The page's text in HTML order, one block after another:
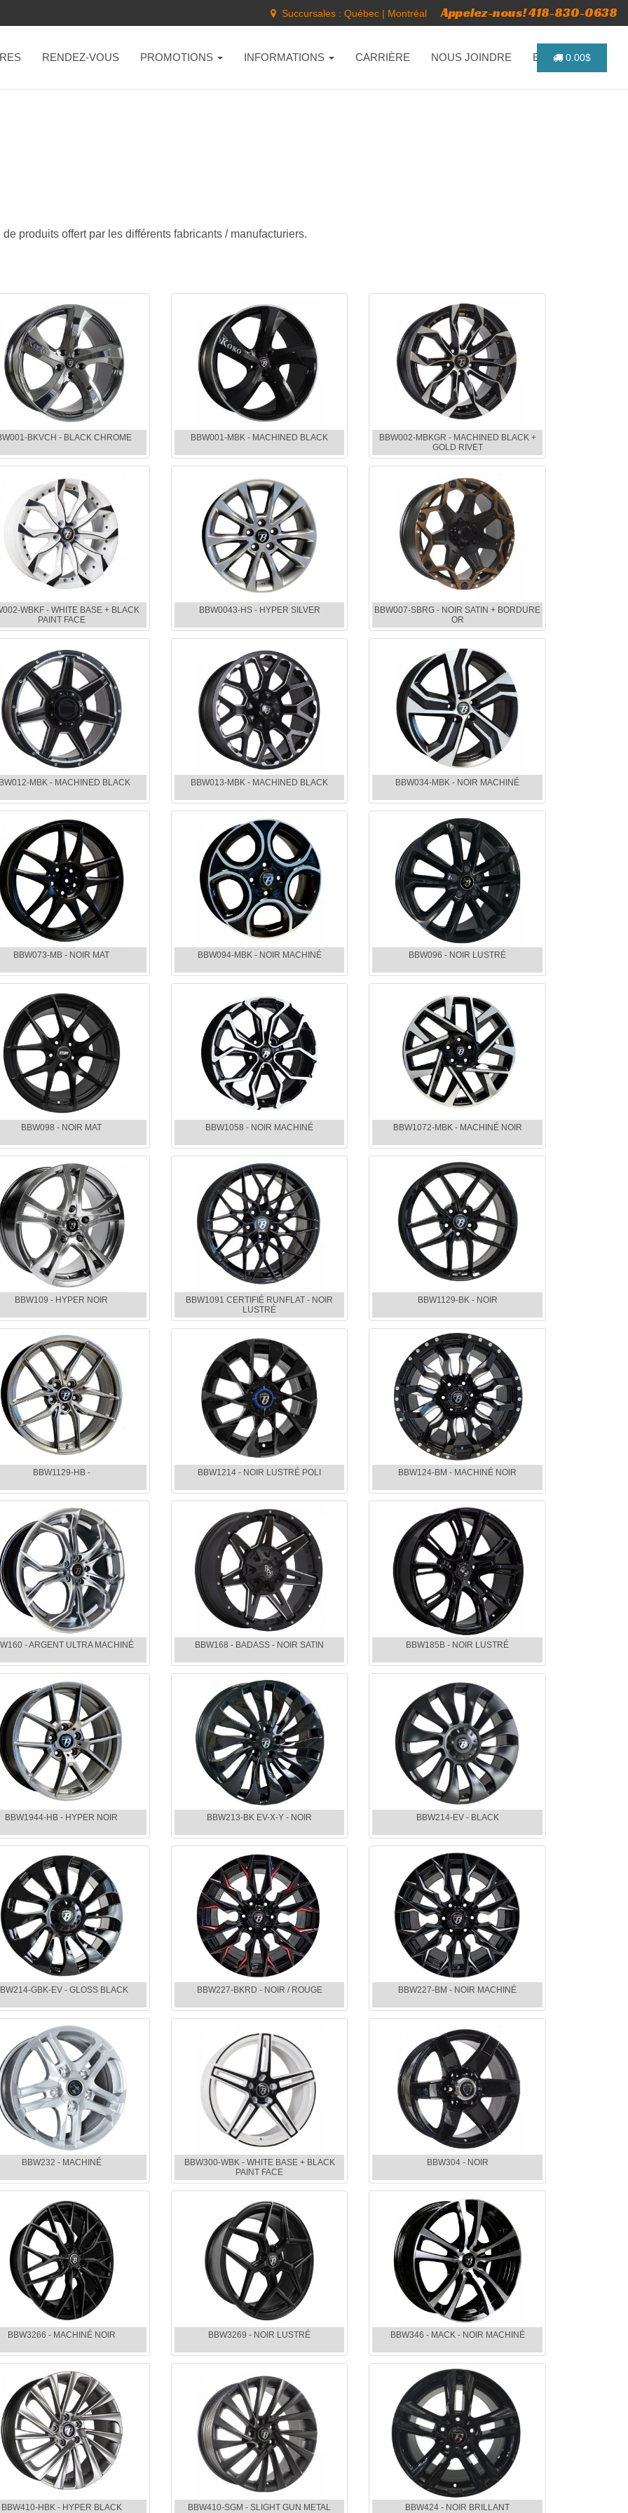
Succursales : Québec | Montréal Appelez-nous! 418-830-0638
RENDEZ-VOUS PROMOTIONS INFORMATIONS CARRIÈRE NOUS JOINDRE ENGLISH
0.00$
produits offert par les différents fabricants / manufacturiers.
BKVCH - BLACK CHROME BBW001-MBK - MACHINED BLACK
BBW002-MBKGR - MACHINED BLACK +
GOLD RIVET
WBKF - WHITE BASE + BLACK
PAINT FACE
BBW0043-HS - HYPER SILVER
BBW007-SBRG - NOIR SATIN + BORDURE
OR
MBK - MACHINED BLACK BBW013-MBK - MACHINED BLACK BBW034-MBK - NOIR MACHINÉ
BBW073-MB - NOIR MAT BBW094-MBK - NOIR MACHINÉ BBW096 - NOIR LUSTRÉ
BBW098 - NOIR MAT BBW1058 - NOIR MACHINÉ BBW1072-MBK - MACHINÉ NOIR
BBW109 - HYPER NOIR
BBW1091 CERTIFIÉ RUNFLAT - NOIR
LUSTRÉ
BBW1129-BK - NOIR
BBW1129-HB - BBW1214 - NOIR LUSTRÉ POLI BBW124-BM - MACHINÉ NOIR
- ARGENT ULTRA MACHINÉ BBW168 - BADASS - NOIR SATIN BBW185B - NOIR LUSTRÉ
BBW1944-HB - HYPER NOIR BBW213-BK EV-X-Y - NOIR BBW214-EV - BLACK
GBK-EV - GLOSS BLACK BBW227-BKRD - NOIR / ROUGE BBW227-BM - NOIR MACHINÉ
BBW232 - MACHINÉ
BBW300-WBK - WHITE BASE + BLACK
PAINT FACE
BBW304 - NOIR
BBW3266 - MACHINÉ NOIR BBW3269 - NOIR LUSTRÉ BBW346 - MACK - NOIR MACHINÉ
BBW410-HBK - HYPER BLACK BBW410-SGM - SLIGHT GUN METAL BBW424 - NOIR BRILLANT